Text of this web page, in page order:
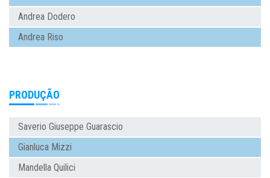
Andrea Dodero
Andrea Riso
PRODUÇÃO
Saverio Giuseppe Guarascio
Gianluca Mizzi
Mandella Quilici